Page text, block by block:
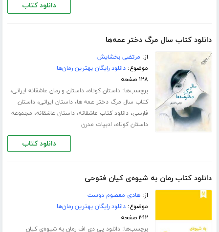
دانلود کتاب
دانلود کتاب سال مرگ دختر عمه‌ها
از: مرتضی بخشایش
موضوع:دانلود رایگان بهترین رمان‌ها
۱۲۸ صفحه
برچسب‌ها:داستان کوتاه،داستان و رمان عاشقانه ایرانی،
کتاب سال مرگ دختر عمه ها،داستان ایرانی،داستان
فارسی،دانلود کتاب عاشقانه،داستان عاشقانه، مجموعه
داستان کوتاه، ادبیات مدرن
دانلود کتاب
دانلود کتاب رمان به شیوه‌ی کیان فتوحی
از:هادی معصوم دوست
موضوع:دانلود رایگان بهترین رمان‌ها
۳۱۲ صفحه
برچسب‌ها:دانلود پی دی اف رمان به شیوه‌ی کیان